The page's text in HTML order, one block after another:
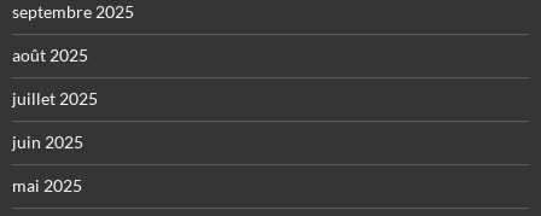
septembre 2025
août 2025
juillet 2025
juin 2025
mai 2025